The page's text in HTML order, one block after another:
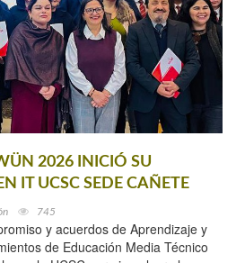
2026 INICIÓ SU
IT UCSC SEDE CAÑETE
745
y acuerdos de Aprendizaje y
de Educación Media Técnico